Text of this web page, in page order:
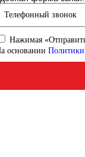
Нажимая
основании Политики